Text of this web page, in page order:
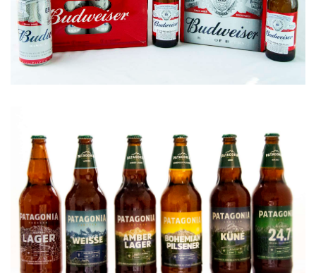
Es una cerveza equilibrada fácil ...
Budweiser
Distribuímos una de las cervezas ...